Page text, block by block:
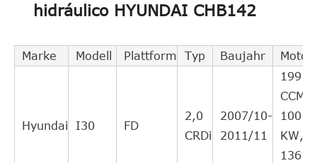
KIA 4142124300
cruzado
Intercambio
4
QUINTON
CSC065
Intercambio
cruzado
4
hidráulico HYUNDAI CHB142
Marke Modell Plattform Typ Baujahr Motor
Hyundai I30 FD
2,0
CRDi
2007/10-
2011/11
1991
CCM,
100
KW,
136